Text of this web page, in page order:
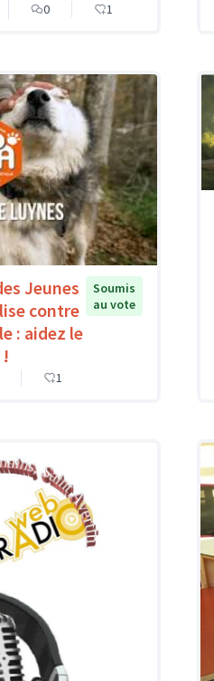
0 1
Jeunes
contre
: aidez le
Soumis
au vote
1